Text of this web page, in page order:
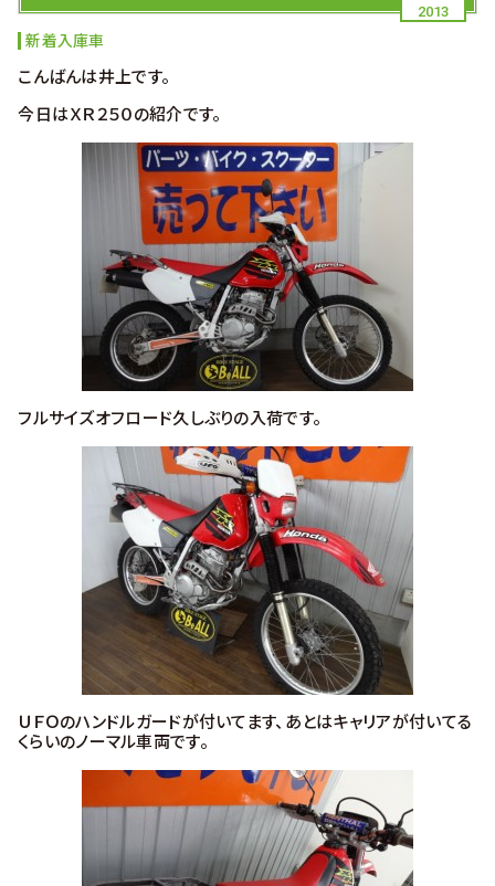
2013
新着入庫車
こんばんは井上です。
今日はＸＲ２５０の紹介です。
フルサイズオフロード久しぶりの入荷です。
ＵＦＯのハンドルガードが付いてます、あとはキャリアが付いてる
くらいのノーマル車両です。